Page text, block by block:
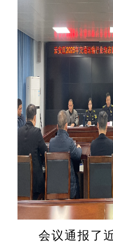
会议通报了